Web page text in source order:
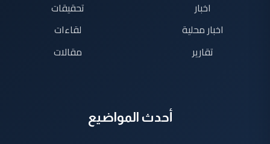
اخبار
اخبار محلية
تقارير
تحقيقات
لقاءات
مقالات
أحدث المواضيع